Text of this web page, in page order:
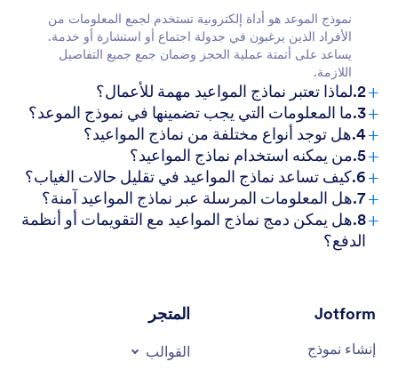
نموذج الموعد هو أداة إلكترونية تستخدم لجمع المعلومات من
الأفراد الذين يرغبون في جدولة اجتماع أو استشارة أو خدمة.
يساعد على أتمتة عملية الحجز وضمان جمع جميع التفاصيل
اللازمة.
+2.لماذا تعتبر نماذج المواعيد مهمة للأعمال؟
+3.ما المعلومات التي يجب تضمينها في نموذج الموعد؟
+4.هل توجد أنواع مختلفة من نماذج المواعيد؟
+5.من يمكنه استخدام نماذج المواعيد؟
+6.كيف تساعد نماذج المواعيد في تقليل حالات الغياب؟
+7.هل المعلومات المرسلة عبر نماذج المواعيد آمنة؟
+
8.هل يمكن دمج نماذج المواعيد مع التقويمات أو أنظمة
الدفع؟
Jotform
إنشاء نموذج
المتجر
القوالب